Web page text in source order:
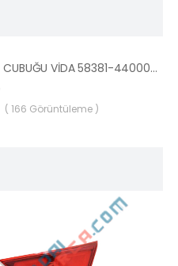
İTECEK SOL CUBUĞU VİDA 58381-44000-HMC
( 166 Görüntüleme )